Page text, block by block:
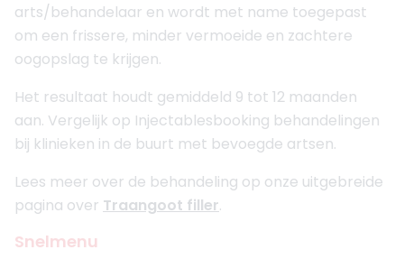
arts/behandelaar en wordt met name toegepast
om een frissere, minder vermoeide en zachtere
oogopslag te krijgen.
Het resultaat houdt gemiddeld 9 tot 12 maanden
aan. Vergelijk op Injectablesbooking behandelingen
bij klinieken in de buurt met bevoegde artsen.
Lees meer over de behandeling op onze uitgebreide
pagina over Traangoot filler.
Snelmenu